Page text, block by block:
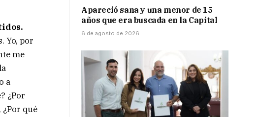
Yo, por
me
a
¿Por
qué
Apareció sana y una menor de 15
años que era buscada en la Capital
6 de agosto de 2026